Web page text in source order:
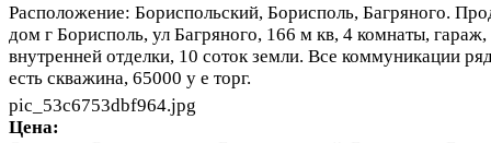
Расположение: Бориспольский, Борисполь, Багряного.
дом г Борисполь, ул Багряного, 166 м кв, 4 комнаты, гараж,
внутренней отделки, 10 соток земли. Все коммуникации
есть скважина, 65000 у е торг.
pic_53c6753dbf964.jpg
Цена: